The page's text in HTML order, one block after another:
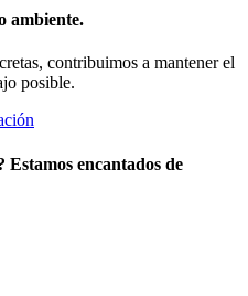
ambiente.
contribuimos a mantener el
posible.
Estamos encantados de